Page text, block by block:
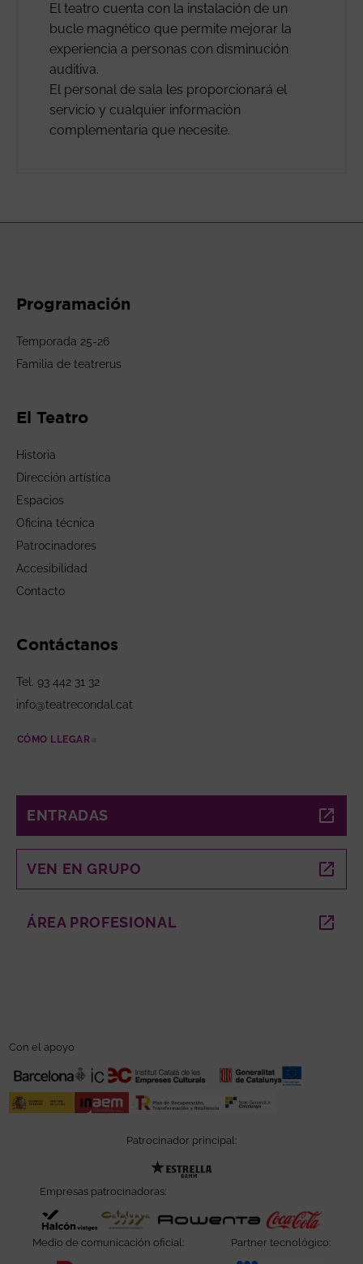
El teatro cuenta con la instalación de un
bucle magnético que permite mejorar la
experiencia a personas con disminución
auditiva.
El personal de sala les proporcionará el
servicio y cualquier información
complementaria que necesite.
Programación
Temporada 25-26
Familia de teatrerus
El Teatro
Historia
Dirección artística
Espacios
Oficina técnica
Patrocinadores
Accesibilidad
Contacto
Contáctanos
Tel. 93 442 31 32
info@teatrecondal.cat
CÓMO LLEGAR
ENTRADAS
VEN EN GRUPO
ÁREA PROFESIONAL ABRE EN NUEVA VENTANA
Con el apoyo
Patrocinador principal:
Empresas patrocinadoras:
Abre en nueva ventana
Abre en nueva ventanaAbre en nueva
Medio de comunicación oficial: Partner tecnológico: